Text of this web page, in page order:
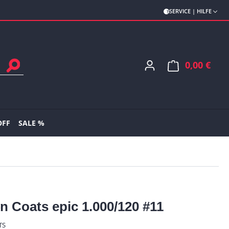
SERVICE | HILFE
0,00 €
SALE %
Coats epic 1.000/120 #11